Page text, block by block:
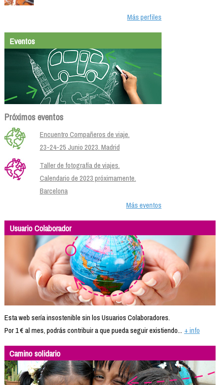
Más perfiles
Eventos
Próximos eventos
Encuentro Compañeros de viaje.
23-24-25 Junio 2023. Madrid
Taller de fotografía de viajes.
Calendario de 2023 próximamente.
Barcelona
Más eventos
Usuario Colaborador
Esta web sería insostenible sin los Usuarios Colaboradores.
Por 1 € al mes, podrás contribuir a que pueda seguir existiendo... + info
Camino solidario